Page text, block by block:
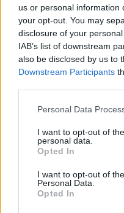
us or personal information
your opt-out. You may
disclosure of your
IAB’s list of downstream
also be disclosed by us to
Downstream Participants
Personal Data
I want to opt-out of
personal data.
Opted In
I want to opt-out of
Personal Data.
Opted In